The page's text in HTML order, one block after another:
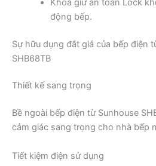
Khóa giữ an toàn Lock
động bếp.
Sự hữu dụng đắt giá của bếp điện
SHB68TB
Thiết kế sang trọng
Bề ngoài bếp điện từ Sunhouse
cảm giác sang trọng cho nhà bếp
Tiết kiệm điện sử dụng